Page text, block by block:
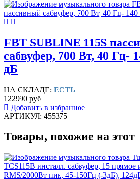
FBT SUBLINE 115S
сабвуфер, 700 Вт, 40 Гц-
дБ
НА СКЛАДЕ: ЕСТЬ
122990 руб
Добавить в избранное
АРТИКУЛ: 455375
Товары, похожие на этот